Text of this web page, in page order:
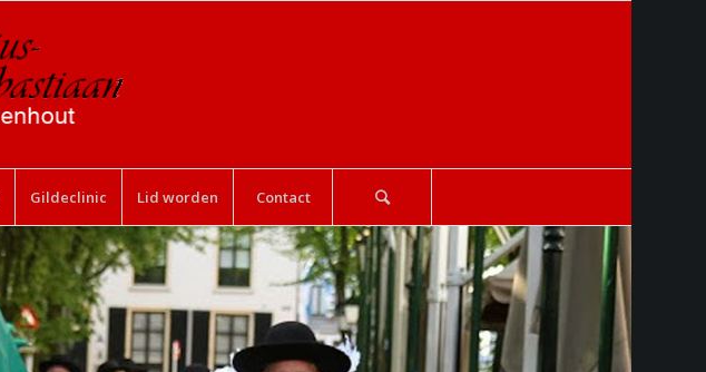
Gildeclinic Lid worden Contact